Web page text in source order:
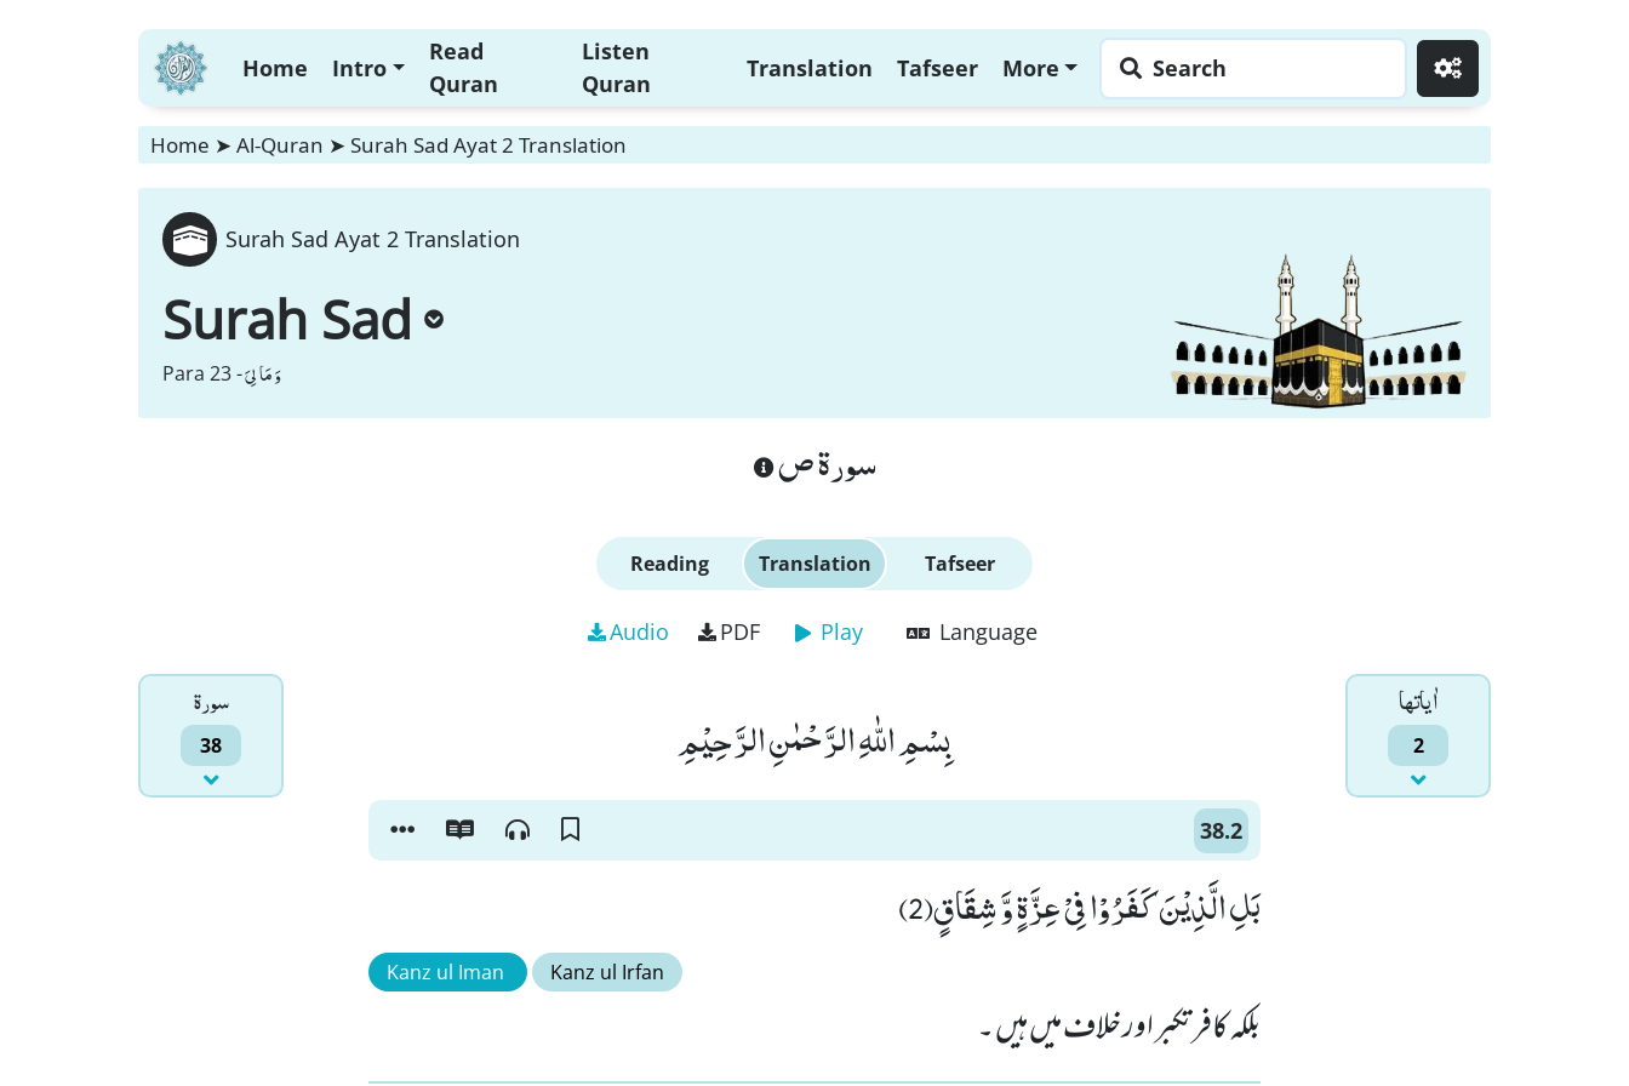
Home Intro
Read
Quran
Listen
Quran
Translation Tafseer More Search
Home ➤ Al-Quran ➤ Surah Sad Ayat 2 Translation
Surah Sad Ayat 2 Translation
Surah Sad
Para 23 -وَ مَا لِیَ
سورة ص
Reading Translation Tafseer
Audio PDF Play Language
سورۃ
38
اٰياتها
2 بِسْمِ اللّٰهِ الرَّحْمٰنِ الرَّحِیْمِ
38.2
بَلِ الَّذِیْنَ كَفَرُوْا فِیْ عِزَّةٍ وَّ شِقَاقٍ(2)
Kanz ul Iman Kanz ul Irfan
بلکہ کافر تکبر اور خلاف میں ہیں ۔